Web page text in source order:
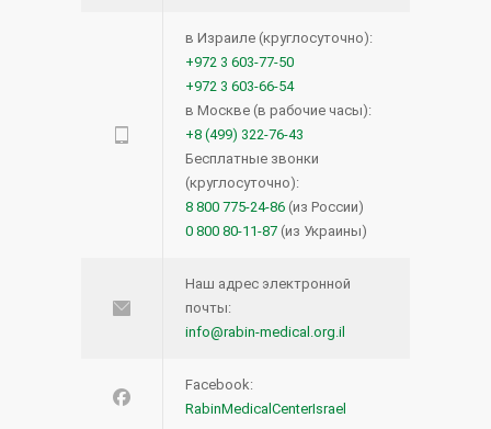
в Израиле (круглосуточно):
+972 3 603-77-50
+972 3 603-66-54
в Москве (в рабочие часы):
+8 (499) 322-76-43
Бесплатные звонки
(круглосуточно):
8 800 775-24-86 (из России)
0 800 80-11-87 (из Украины)
Наш адрес электронной
почты:
info@rabin-medical.org.il
Facebook:
RabinMedicalCenterIsrael